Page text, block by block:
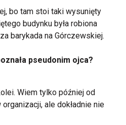
bo tam stoi taki wysunięty
budynku była robiona
barykada na Górczewskiej.
pseudonim ojca?
Wiem tylko później od
ale dokładnie nie